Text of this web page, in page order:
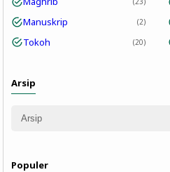
Manuskrip 2
Tokoh 20
Arsip
Populer